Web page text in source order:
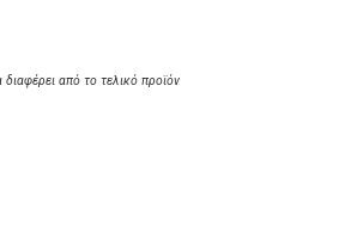
από το τελικό προϊόν